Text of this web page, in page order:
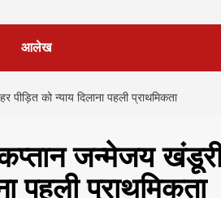
आलेख
को न्याय दिलाना पहली प्राथमिकता
जन्मेजय
पहली प्राथमिकता